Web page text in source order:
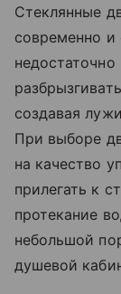
Стеклянные
современно и
недостаточно
создавая
При выборе
на качество
прилегать к
протекание
небольшой
душевой